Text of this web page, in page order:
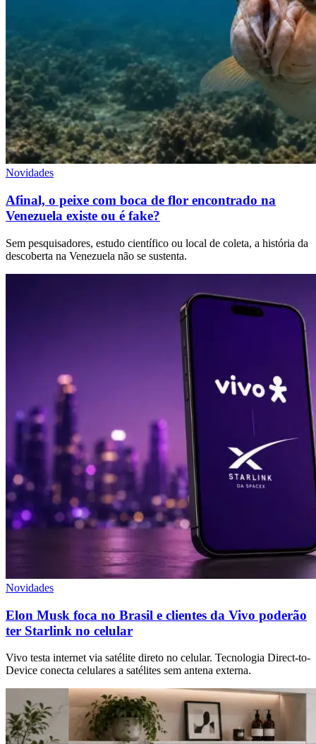
Novidades
Afinal, o peixe com boca de flor encontrado na
Venezuela existe ou é fake?
Sem pesquisadores, estudo científico ou local de coleta, a história da
descoberta na Venezuela não se sustenta.
Novidades
Elon Musk foca no Brasil e clientes da Vivo poderão
ter Starlink no celular
Vivo testa internet via satélite direto no celular. Tecnologia Direct-to-
Device conecta celulares a satélites sem antena externa.